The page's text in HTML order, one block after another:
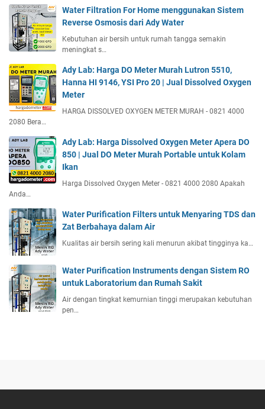
Water Filtration For Home menggunakan Sistem
Reverse Osmosis dari Ady Water
Kebutuhan air bersih untuk rumah tangga semakin
meningkat s…
Ady Lab: Harga DO Meter Murah Lutron 5510,
Hanna HI 9146, YSI Pro 20 | Jual Dissolved Oxygen
Meter
HARGA DISSOLVED OXYGEN METER MURAH - 0821 4000
2080 Bera…
Ady Lab: Harga Dissolved Oxygen Meter Apera DO
850 | Jual DO Meter Murah Portable untuk Kolam
Ikan
Harga Dissolved Oxygen Meter - 0821 4000 2080 Apakah
Anda…
Water Purification Filters untuk Menyaring TDS dan
Zat Berbahaya dalam Air
Kualitas air bersih sering kali menurun akibat tingginya ka…
Water Purification Instruments dengan Sistem RO
untuk Laboratorium dan Rumah Sakit
Air dengan tingkat kemurnian tinggi merupakan kebutuhan
pen…